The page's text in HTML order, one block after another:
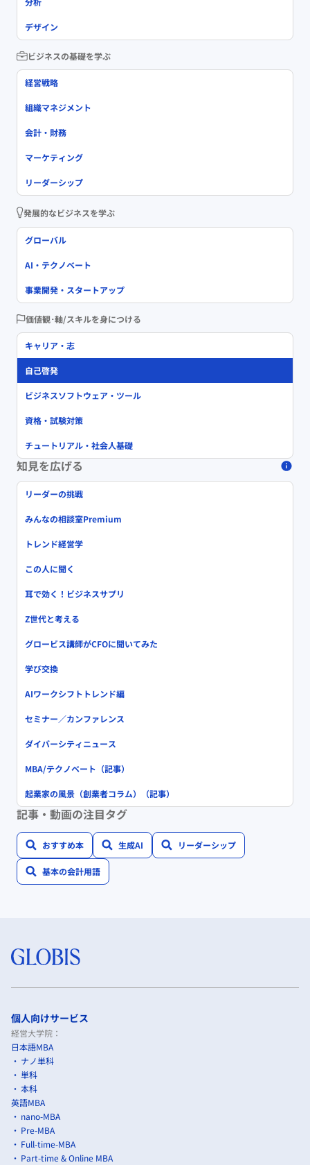
デザイン
ビジネスの基礎を学ぶ
経営戦略
組織マネジメント
会計・財務
マーケティング
リーダーシップ
発展的なビジネスを学ぶ
グローバル
AI・テクノベート
事業開発・スタートアップ
価値観･軸/スキルを身につける
キャリア・志
自己啓発
ビジネスソフトウェア・ツール
資格・試験対策
チュートリアル・社会人基礎
知見を広げる
リーダーの挑戦
みんなの相談室Premium
トレンド経営学
この人に聞く
耳で効く！ビジネスサプリ
Z世代と考える
グロービス講師がCFOに聞いてみた
学び交換
AIワークシフトトレンド編
セミナー／カンファレンス
ダイバーシティニュース
MBA/テクノベート（記事）
起業家の風景（創業者コラム）（記事）
記事・動画の注目タグ
おすすめ本 生成AI リーダーシップ
基本の会計用語
個人向けサービス
経営大学院：
日本語MBA
ナノ単科
単科
本科
英語MBA
nano-MBA
Pre-MBA
Full-time-MBA
Part-time & Online MBA